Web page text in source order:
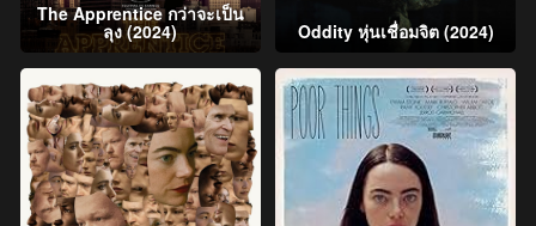
The Apprentice กว่าจะเป็น
ลุง (2024) Oddity หุ่นเชื่อมจิต (2024)